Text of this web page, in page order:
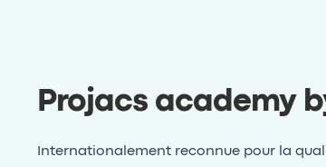
Projacs academy
Internationalement reconnue pour la